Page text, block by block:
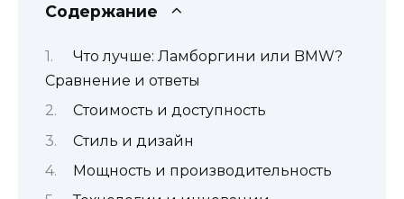
Содержание
Что лучше: Ламборгини или BMW?
Сравнение и ответы
Стоимость и доступность
Стиль и дизайн
Мощность и производительность